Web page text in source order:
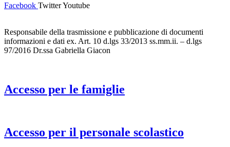
Facebook TwitterYoutube
Responsabile della trasmissione e pubblicazione di documenti
informazioni e dati ex. Art. 10 d.lgs 33/2013 ss.mm.ii. – d.lgs
97/2016 Dr.ssa Gabriella Giacon
Accesso per le famiglie
Accesso per il personale scolastico